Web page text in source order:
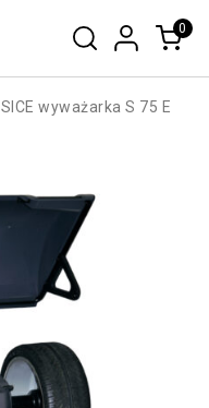
0
SICE wyważarka S 75 E